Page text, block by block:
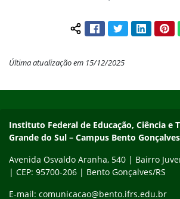
Compartilhar conteúdo:
FacebookTwitterLinkedIn
Última atualização em 15/12/2025
Contato
Instituto Federal de Educação, Ciência e
Grande do Sul – Campus Bento Gonçalves
Avenida Osvaldo Aranha, 540 | Bairro
| CEP: 95700-206 | Bento Gonçalves/RS
E-mail: comunicacao@bento.ifrs.edu.br